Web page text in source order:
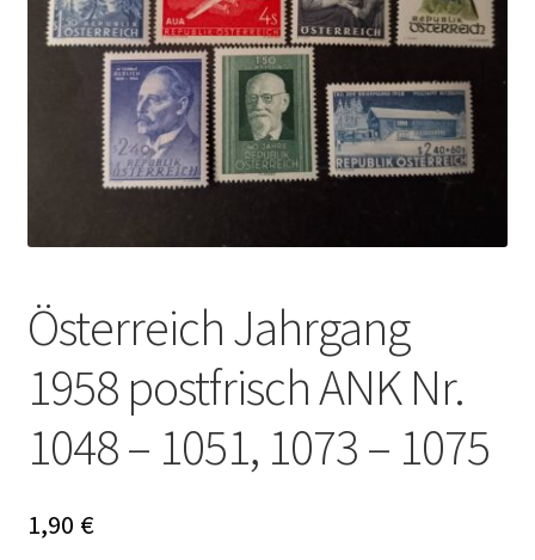
Österreich Jahrgang
1958 postfrisch ANK Nr.
1048 – 1051, 1073 – 1075
1,90 €